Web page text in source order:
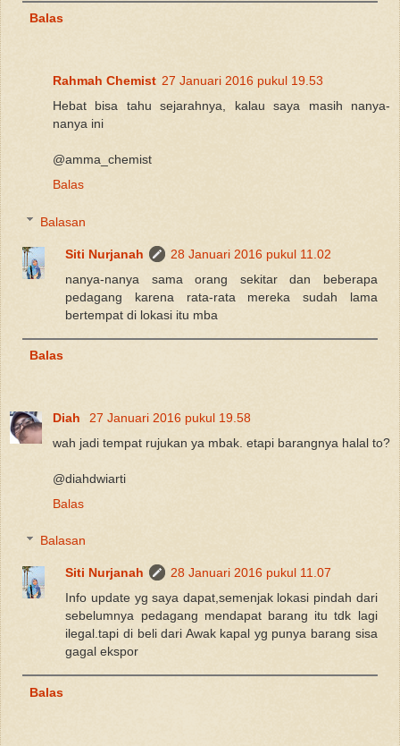
Balas
Rahmah Chemist 27 Januari 2016 pukul 19.53
Hebat bisa tahu sejarahnya, kalau saya masih nanya-
nanya ini
@amma_chemist
Balas
Balasan
Siti Nurjanah
28 Januari 2016 pukul 11.02
nanya-nanya sama orang sekitar dan beberapa
pedagang karena rata-rata mereka sudah lama
bertempat di lokasi itu mba
Balas
Diah
27 Januari 2016 pukul 19.58
wah jadi tempat rujukan ya mbak. etapi barangnya halal to?
@diahdwiarti
Balas
Balasan
Siti Nurjanah
28 Januari 2016 pukul 11.07
Info update yg saya dapat,semenjak lokasi pindah dari
sebelumnya pedagang mendapat barang itu tdk lagi
ilegal.tapi di beli dari Awak kapal yg punya barang sisa
gagal ekspor
Balas